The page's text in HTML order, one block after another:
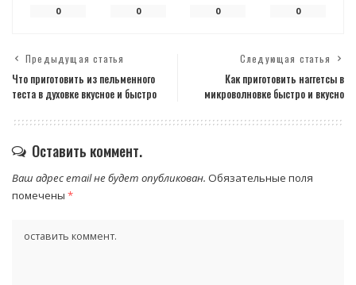
0 0 0 0
Предыдущая статья
Что приготовить из пельменного
теста в духовке вкусное и быстро
Следующая статья
Как приготовить наггетсы в
микроволновке быстро и вкусно
Оставить коммент.
Ваш адрес email не будет опубликован. Обязательные поля
помечены *